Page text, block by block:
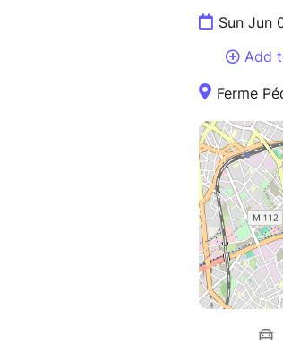
Sun Jun
Add
Ferme